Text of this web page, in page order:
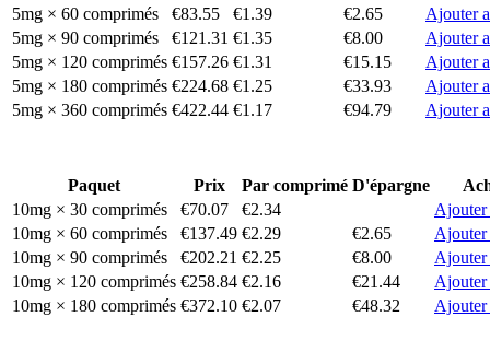
5mg × 60 comprimés
€83.55 €1.39 €2.65
Ajouter
5mg × 90 comprimés
€121.31 €1.35 €8.00
Ajouter
5mg × 120 comprimés €157.26 €1.31 €15.15
Ajouter
5mg × 180 comprimés €224.68 €1.25 €33.93
Ajouter
5mg × 360 comprimés €422.44 €1.17 €94.79 Ajouter
Paquet Prix Par comprimé D'épargne
10mg × 30 comprimés
€70.07 €2.34
Ajouter
10mg × 60 comprimés
€137.49 €2.29 €2.65
Ajouter
10mg × 90 comprimés
€202.21 €2.25 €8.00
Ajouter
10mg × 120 comprimés €258.84 €2.16 €21.44
Ajouter
10mg × 180 comprimés €372.10 €2.07 €48.32 Ajouter